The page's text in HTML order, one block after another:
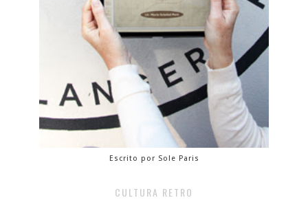
Escrito por Sole Paris
CULTURA RETRO